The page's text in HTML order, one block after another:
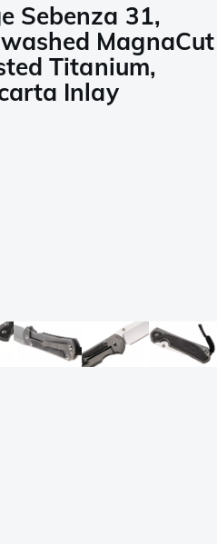
Sebenza 31,
MagnaCut
Titanium,
Inlay